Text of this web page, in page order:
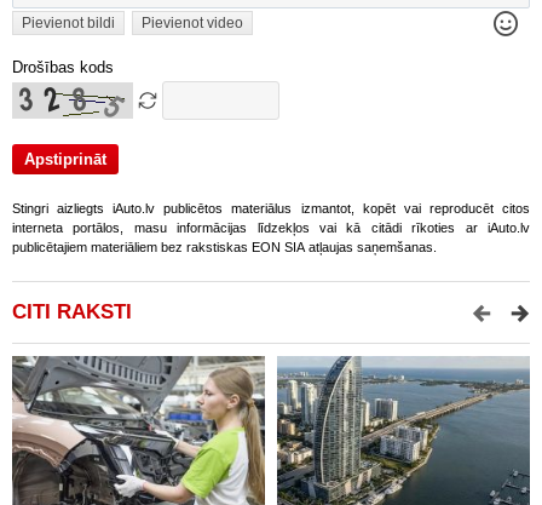
Pievienot bildi Pievienot video
Drošības kods
Stingri aizliegts iAuto.lv publicētos materiālus izmantot, kopēt vai reproducēt citos
interneta portālos, masu informācijas līdzekļos vai kā citādi rīkoties ar iAuto.lv
publicētajiem materiāliem bez rakstiskas EON SIA atļaujas saņemšanas.
CITI RAKSTI